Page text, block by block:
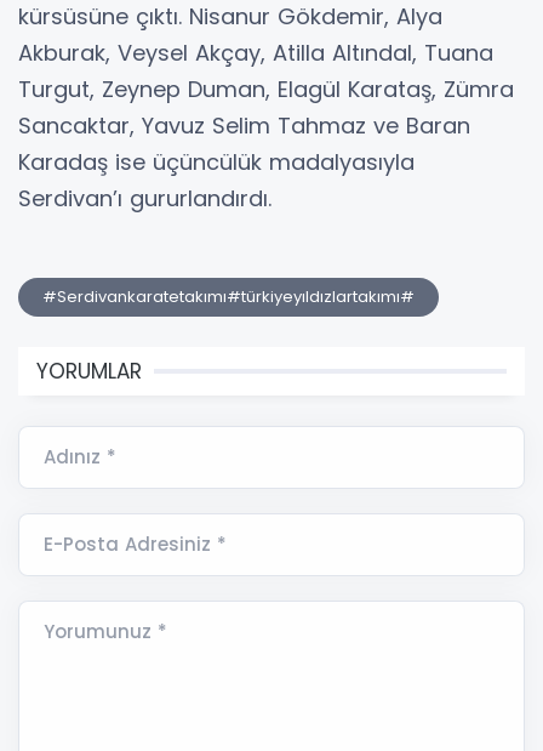
kürsüsüne çıktı. Nisanur Gökdemir, Alya
Akburak, Veysel Akçay, Atilla Altındal, Tuana
Turgut, Zeynep Duman, Elagül Karataş, Zümra
Sancaktar, Yavuz Selim Tahmaz ve Baran
Karadaş ise üçüncülük madalyasıyla
Serdivan’ı gururlandırdı.
#Serdivankaratetakımı#türkiyeyıldızlartakımı#
YORUMLAR
Adınız *
E-Posta Adresiniz *
Yorumunuz *